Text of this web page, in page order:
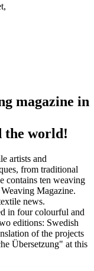
magazine in
the world!
artists and
from traditional
contains ten weaving
Magazine.
news.
in four colourful and
editions: Swedish
of the projects
Übersetzung" at this